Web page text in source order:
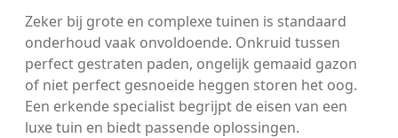
Zeker bij grote en complexe tuinen is standaard
onderhoud vaak onvoldoende. Onkruid tussen
perfect gestraten paden, ongelijk gemaaid gazon
of niet perfect gesnoeide heggen storen het oog.
Een erkende specialist begrijpt de eisen van een
luxe tuin en biedt passende oplossingen.